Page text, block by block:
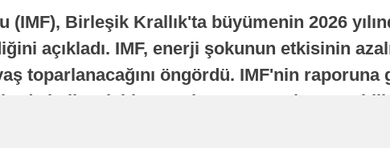
(IMF), Birleşik Krallık'ta büyümenin 2026
açıkladı. IMF, enerji şokunun etkisinin
toparlanacağını öngördü. IMF'nin raporuna
istikrarlı bir toparlanma süreci